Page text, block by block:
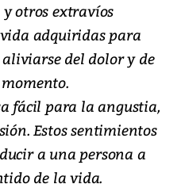
otros extravíos
adquiridas para
del dolor y de
fácil para la angustia,
Estos sentimientos
a una persona a
de la vida.